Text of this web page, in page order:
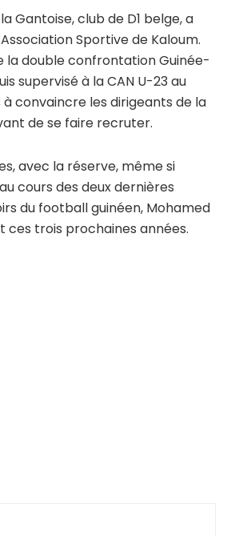
Gantoise, club de D1 belge, a
Sportive de Kaloum.
la double confrontation Guinée-
supervisé à la CAN U-23 au
à convaincre les dirigeants de la
de se faire recruter.
avec la réserve, même si
cours des deux dernières
du football guinéen, Mohamed
ces trois prochaines années.